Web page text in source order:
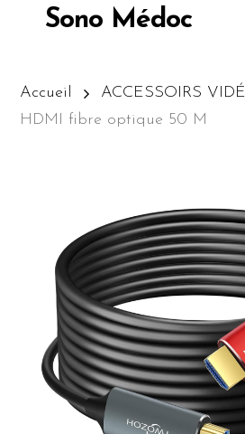
content
Sono Médoc
Accueil ACCESSOIRS
HDMI fibre optique 50 M